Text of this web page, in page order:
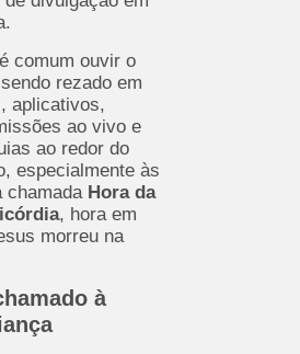
comum ouvir o
rezado em
aplicativos,
ao vivo e
ao redor do
especialmente às
chamada Hora da
, hora em
morreu na
à